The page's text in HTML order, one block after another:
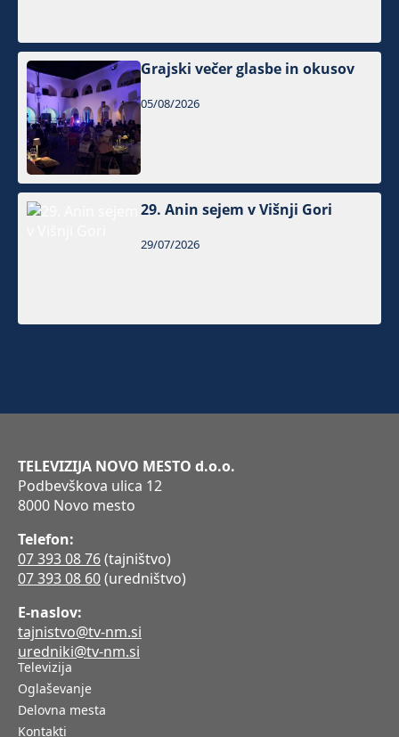
Grajski večer glasbe in okusov
05/08/2026
29. Anin sejem v Višnji Gori
29/07/2026
TELEVIZIJA NOVO MESTO d.o.o.
Podbevškova ulica 12
8000 Novo mesto
Telefon:
07 393 08 76(tajništvo)
07 393 08 60(uredništvo)
E-naslov:
tajnistvo@tv-nm.si
uredniki@tv-nm.si
Televizija
Oglaševanje
Delovna mesta
Kontakti